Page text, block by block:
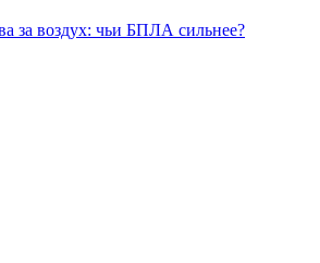
за воздух: чьи БПЛА сильнее?